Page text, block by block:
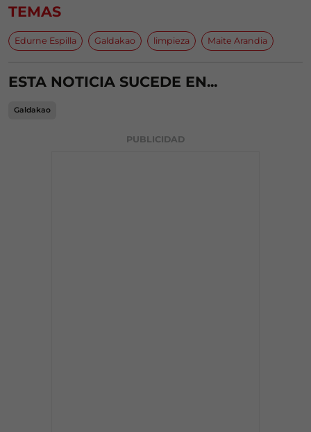
TEMAS
Edurne Espilla Galdakao limpieza Maite Arandia
ESTA NOTICIA SUCEDE EN...
Galdakao
PUBLICIDAD